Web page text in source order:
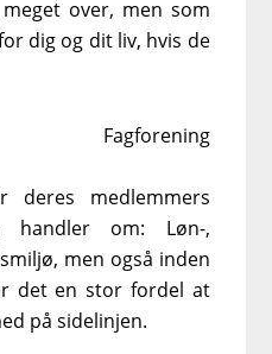
over, men som
dig og dit liv, hvis de
deres medlemmers
handler om: Løn-,
men også inden
det en stor fordel at
på sidelinjen.